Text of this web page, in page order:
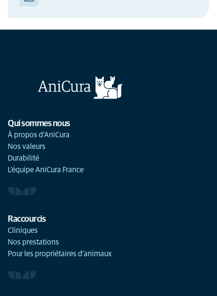
Qui sommes nous
À propos d'AniCura
Nos valeurs
Durabilité
L'équipe AniCura France
Raccourcis
Cliniques
Nos prestations
Pour les propriétaires d'animaux